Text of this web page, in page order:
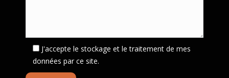
J'accepte le stockage et le traitement de mes
données par ce site.